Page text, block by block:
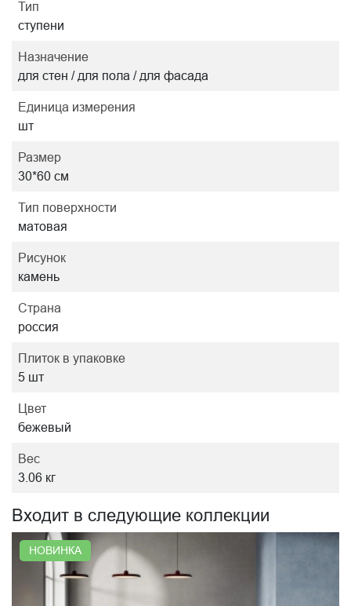
Тип
ступени
Назначение
для стен / для пола / для фасада
Единица измерения
шт
Размер
30*60 см
Тип поверхности
матовая
Рисунок
камень
Страна
россия
Плиток в упаковке
5 шт
Цвет
бежевый
Вес
3.06 кг
Входит в следующие коллекции
НОВИНКА